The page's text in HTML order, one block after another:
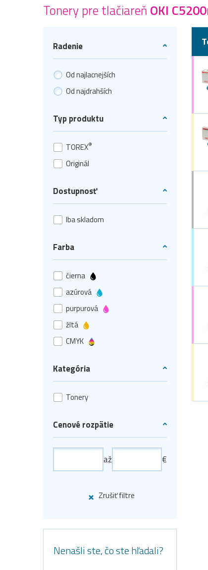
Tonery pre tlačiareň OKI
Radenie
Od najlacnejších
Od najdrahších
Typ produktu
TOREX®
Originál
Dostupnosť
Iba skladom
Farba
čierna
azúrová
purpurová
žltá
CMYK
Kategória
Tonery
Cenové rozpätie
až €
Zrušiť filtre
Nenašli ste, čo ste hľadali?